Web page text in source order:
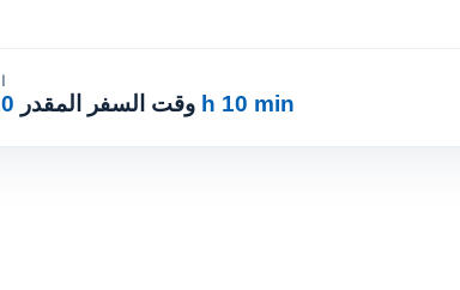
· وقت السفر المقدر 10 h 10 min